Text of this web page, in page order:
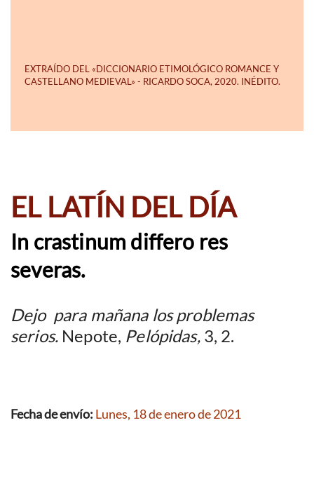
EL LATÍN DEL DÍA
In crastinum differo res
severas.
Dejo para mañana los problemas
serios. Nepote, Pelópidas, 3, 2.
Fecha de envío: Lunes, 18 de enero de 2021